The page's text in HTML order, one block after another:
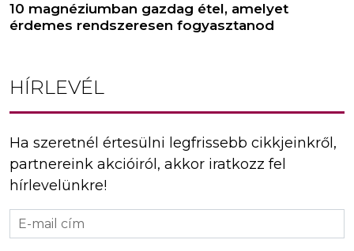
10 magnéziumban gazdag étel, amelyet
érdemes rendszeresen fogyasztanod
HÍRLEVÉL
Ha szeretnél értesülni legfrissebb cikkjeinkről,
partnereink akcióiról, akkor iratkozz fel
hírlevelünkre!